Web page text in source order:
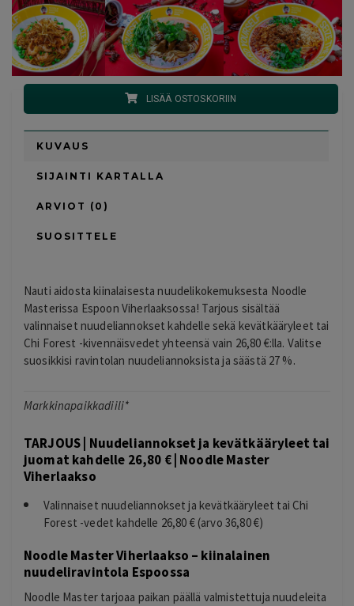
LISÄÄ OSTOSKORIIN
KUVAUS
SIJAINTI KARTALLA
ARVIOT (0)
SUOSITTELE
Nauti aidosta kiinalaisesta nuudelikokemuksesta Noodle
Masterissa Espoon Viherlaaksossa! Tarjous sisältää
valinnaiset nuudeliannokset kahdelle sekä kevätkääryleet tai
Chi Forest -kivennäisvedet yhteensä vain 26,80 €:lla. Valitse
suosikkisi ravintolan nuudeliannoksista ja säästä 27 %.
Markkinapaikkadiili*
TARJOUS | Nuudeliannokset ja kevätkääryleet tai
juomat kahdelle 26,80 € | Noodle Master
Viherlaakso
Valinnaiset nuudeliannokset ja kevätkääryleet tai Chi
Forest -vedet kahdelle 26,80 € (arvo 36,80 €)
Noodle Master Viherlaakso – kiinalainen
nuudeliravintola Espoossa
Noodle Master tarjoaa paikan päällä valmistettuja nuudeleita